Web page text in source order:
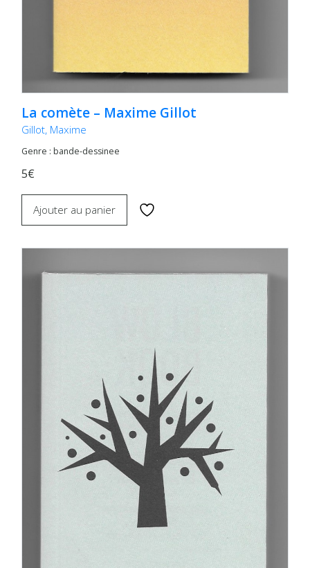
La comète – Maxime Gillot
Gillot, Maxime
Genre : bande-dessinee
5€
Ajouter au panier